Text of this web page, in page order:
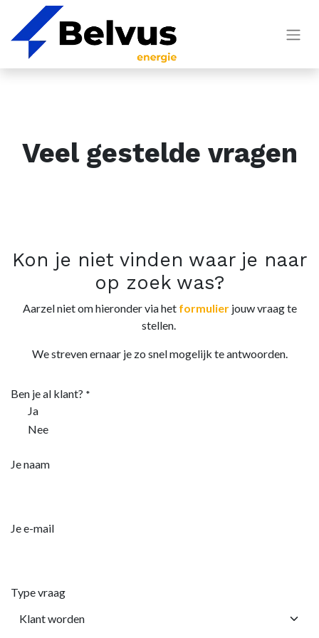
Veel gestelde vragen
Kon je niet vinden waar je naar
op zoek was?
Aarzel niet om hieronder via het formulier jouw vraag te
stellen.
We streven ernaar je zo snel mogelijk te antwoorden.
Ben je al klant? *
Ja
Nee
Je naam
Je e-mail
Type vraag